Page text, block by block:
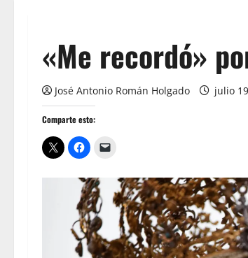
«Me recordó»
José Antonio Román Holgado julio
Comparte esto: